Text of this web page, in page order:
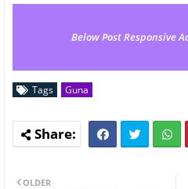
Below Post Responsive
Tags Guna
OLDER